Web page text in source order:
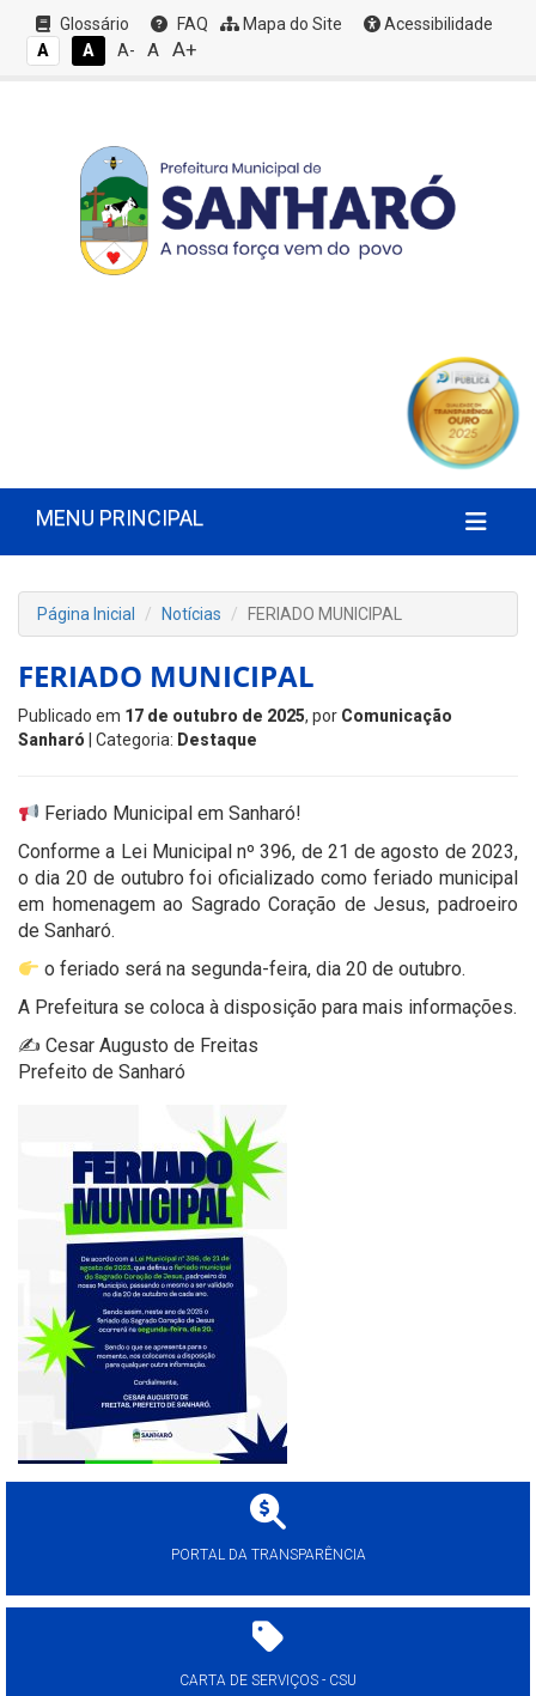
Glossário FAQ Mapa do Site
Acessibilidade
A
A A- A A+
MENU PRINCIPAL
Página Inicial Notícias FERIADO MUNICIPAL
FERIADO MUNICIPAL
Publicado em 17 de outubro de 2025, por Comunicação
Sanharó | Categoria: Destaque
Feriado Municipal em Sanharó!
Conforme a Lei Municipal nº 396, de 21 de agosto de 2023,
o dia 20 de outubro foi oficializado como feriado municipal
em homenagem ao Sagrado Coração de Jesus, padroeiro
de Sanharó.
o feriado será na segunda-feira, dia 20 de outubro.
A Prefeitura se coloca à disposição para mais informações.
✍️ Cesar Augusto de Freitas
Prefeito de Sanharó
PORTAL DA TRANSPARÊNCIA
CARTA DE SERVIÇOS - CSU